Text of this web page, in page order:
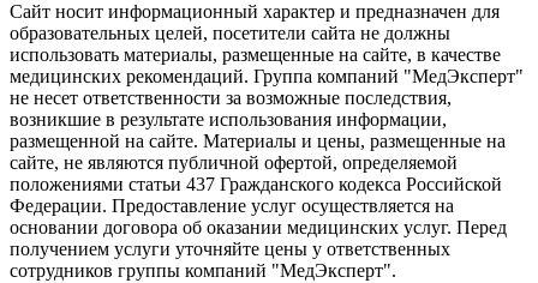
Сайт носит информационный характер и предназначен для
образовательных целей, посетители сайта не должны
использовать материалы, размещенные на сайте, в качестве
медицинских рекомендаций. Группа компаний "МедЭксперт"
не несет ответственности за возможные последствия,
возникшие в результате использования информации,
размещенной на сайте. Материалы и цены, размещенные на
сайте, не являются публичной офертой, определяемой
положениями статьи 437 Гражданского кодекса Российской
Федерации. Предоставление услуг осуществляется на
основании договора об оказании медицинских услуг. Перед
получением услуги уточняйте цены у ответственных
сотрудников группы компаний "МедЭксперт".